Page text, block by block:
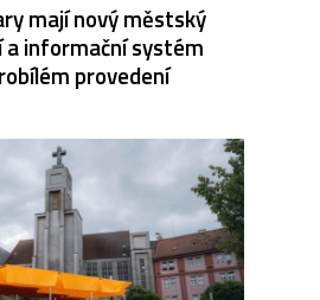
mají nový městský
a informační systém
provedení